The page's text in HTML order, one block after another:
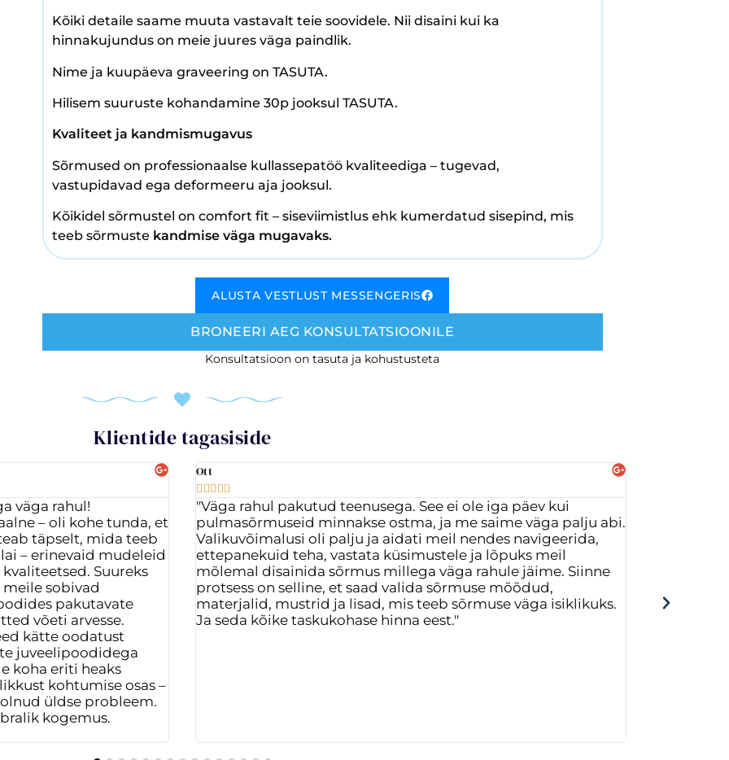
Kõiki detaile saame muuta vastavalt teie soovidele. Nii disaini kui ka
hinnakujundus on meie juures väga paindlik.
Nime ja kuupäeva graveering on TASUTA.
Hilisem suuruste kohandamine 30p jooksul TASUTA.
Kvaliteet ja kandmismugavus
Sõrmused on professionaalse kullassepatöö kvaliteediga – tugevad,
vastupidavad ega deformeeru aja jooksul.
Kõikidel sõrmustel on comfort fit – siseviimistlus ehk kumerdatud sisepind, mis
teeb sõrmuste kandmise väga mugavaks.
ALUSTA VESTLUST MESSENGERIS
BRONEERI AEG KONSULTATSIOONILE
Konsultatsioon on tasuta ja kohustusteta
Klientide tagasiside
väga rahul!
– oli kohe tunda, et
täpselt, mida teeb
– erinevaid mudeleid
Suureks
meile sobivad
pakutavate
võeti arvesse.
kätte oodatust
juveelipoodidega
koha eriti heaks
kohtumise osas –
olnud üldse probleem.
kogemus.
Ott
    
"Väga rahul pakutud teenusega. See ei ole iga päev kui
pulmasõrmuseid minnakse ostma, ja me saime väga palju abi.
Valikuvõimalusi oli palju ja aidati meil nendes navigeerida,
ettepanekuid teha, vastata küsimustele ja lõpuks meil
mõlemal disainida sõrmus millega väga rahule jäime. Siinne
protsess on selline, et saad valida sõrmuse mõõdud,
materjalid, mustrid ja lisad, mis teeb sõrmuse väga isiklikuks.
Ja seda kõike taskukohase hinna eest."